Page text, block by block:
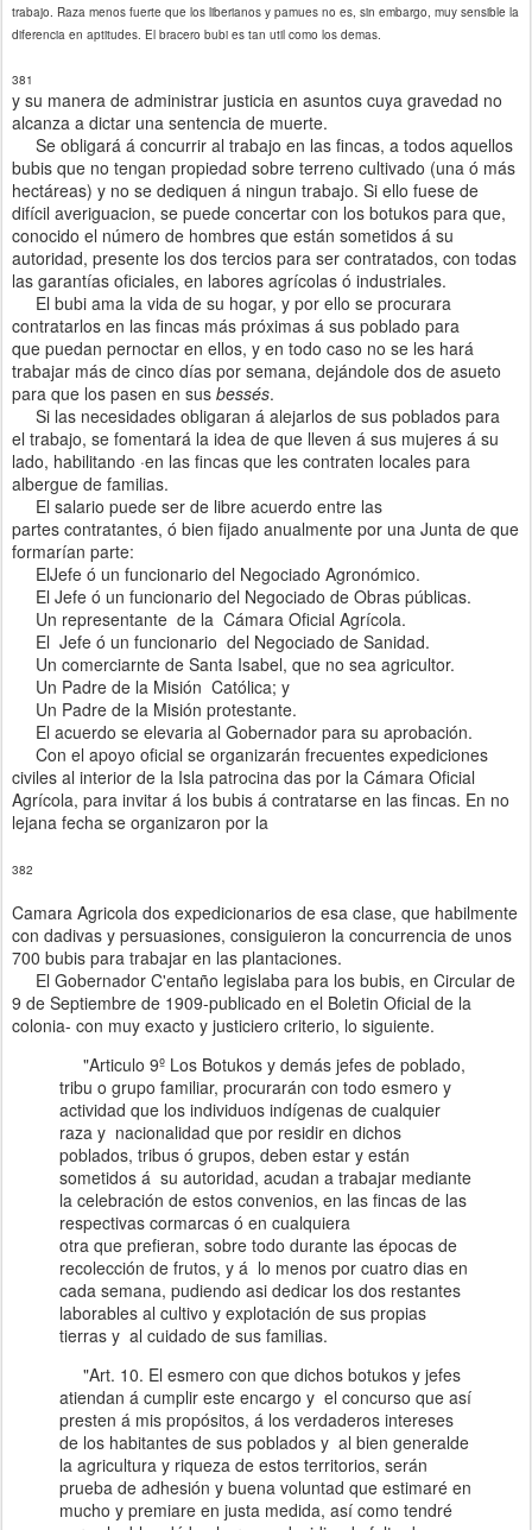
trabajo. Raza menos fuerte que los liberianos y pamues no es, sin embargo, muy sensible la
diferencia en aptitudes. El bracero bubi es tan util como los demas.
381
y su manera de administrar justicia en asuntos cuya gravedad no
alcanza a dictar una sentencia de muerte.
Se obligará á concurrir al trabajo en las fincas, a todos aquellos
bubis que no tengan propiedad sobre terreno cultivado (una ó más
hectáreas) y no se dediquen á ningun trabajo. Si ello fuese de
difícil averiguacion, se puede concertar con los botukos para que,
conocido el número de hombres que están sometidos á su
autoridad, presente los dos tercios para ser contratados, con todas
las garantías oficiales, en labores agrícolas ó industriales.
El bubi ama la vida de su hogar, y por ello se procurara
contratarlos en las fincas más próximas á sus poblado para
que puedan pernoctar en ellos, y en todo caso no se les hará
trabajar más de cinco días por semana, dejándole dos de asueto
para que los pasen en sus bessés.
Si las necesidades obligaran á alejarlos de sus poblados para
el trabajo, se fomentará la idea de que lleven á sus mujeres á su
lado, habilitando ·en las fincas que les contraten locales para
albergue de familias.
El salario puede ser de libre acuerdo entre las
partes contratantes, ó bien fijado anualmente por una Junta de que
formarían parte:
ElJefe ó un funcionario del Negociado Agronómico.
El Jefe ó un funcionario del Negociado de Obras públicas.
Un representante de la Cámara Oficial Agrícola.
El Jefe ó un funcionario del Negociado de Sanidad.
Un comerciarnte de Santa Isabel, que no sea agricultor.
Un Padre de la Misión Católica; y
Un Padre de la Misión protestante.
El acuerdo se elevaria al Gobernador para su aprobación.
Con el apoyo oficial se organizarán frecuentes expediciones
civiles al interior de la Isla patrocina das por la Cámara Oficial
Agrícola, para invitar á los bubis á contratarse en las fincas. En no
lejana fecha se organizaron por la
382
Camara Agricola dos expedicionarios de esa clase, que habilmente
con dadivas y persuasiones, consiguieron la concurrencia de unos
700 bubis para trabajar en las plantaciones.
El Gobernador C'entaño legislaba para los bubis, en Circular de
9 de Septiembre de 1909-publicado en el Boletin Oficial de la
colonia- con muy exacto y justiciero criterio, lo siguiente.
"Articulo 9º Los Botukos y demás jefes de poblado,
tribu o grupo familiar, procurarán con todo esmero y
actividad que los individuos indígenas de cualquier
raza y nacionalidad que por residir en dichos
poblados, tribus ó grupos, deben estar y están
sometidos á su autoridad, acudan a trabajar mediante
la celebración de estos convenios, en las fincas de las
respectivas cormarcas ó en cualquiera
otra que prefieran, sobre todo durante las épocas de
recolección de frutos, y á lo menos por cuatro dias en
cada semana, pudiendo asi dedicar los dos restantes
laborables al cultivo y explotación de sus propias
tierras y al cuidado de sus familias.
"Art. 10. El esmero con que dichos botukos y jefes
atiendan á cumplir este encargo y el concurso que así
presten á mis propósitos, á los verdaderos intereses
de los habitantes de sus poblados y al bien generalde
la agricultura y riqueza de estos territorios, serán
prueba de adhesión y buena voluntad que estimaré en
mucho y premiare en justa medida, así como tendré